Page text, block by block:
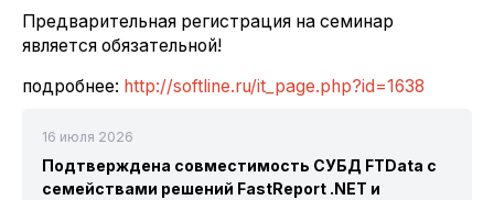
Предварительная регистрация на семинар
является обязательной!
подробнее: http://softline.ru/it_page.php?id=1638
16 июля 2026
Подтверждена совместимость СУБД FTData с
семействами решений FastReport .NET и